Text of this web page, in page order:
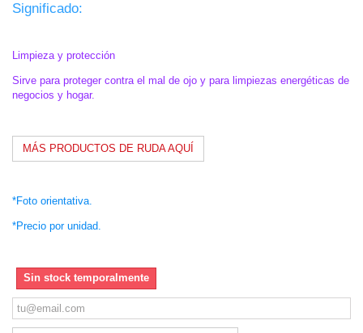
Significado:
Limpieza y protección
Sirve para proteger contra el mal de ojo y para limpiezas energéticas de
negocios y hogar.
MÁS PRODUCTOS DE RUDA AQUÍ
*Foto orientativa.
*Precio por unidad.
Sin stock temporalmente